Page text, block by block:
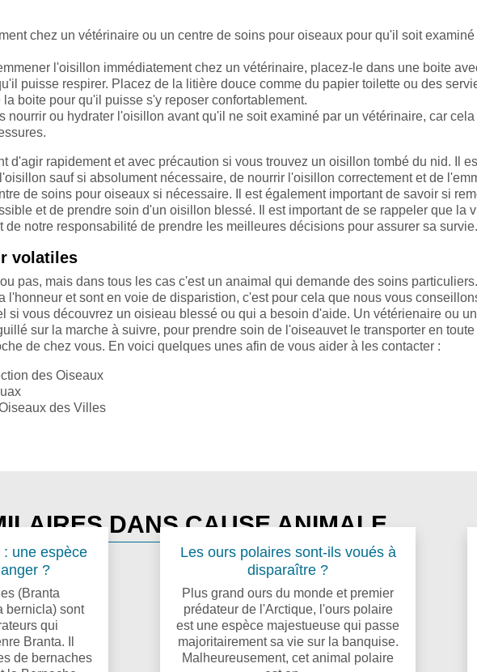
chez un vétérinaire ou un centre de soins pour oiseaux pour qu'il soit examiné
l'oisillon immédiatement chez un vétérinaire, placez-le dans une boite
puisse respirer. Placez de la litière douce comme du papier toilette ou des
boite pour qu'il puisse s'y reposer confortablement.
nourrir ou hydrater l'oisillon avant qu'il ne soit examiné par un vétérinaire, car cela
d'agir rapidement et avec précaution si vous trouvez un oisillon tombé du nid. Il
sauf si absolument nécessaire, de nourrir l'oisillon correctement et de
de soins pour oiseaux si nécessaire. Il est également important de savoir si
et de prendre soin d'un oisillon blessé. Il est important de se rappeler que la
de notre responsabilité de prendre les meilleures décisions pour assurer sa survie.
volatiles
pas, mais dans tous les cas c'est un anaimal qui demande des soins particuliers.
l'honneur et sont en voie de disparistion, c'est pour cela que nous vous
si vous découvrez un oisieau blessé ou qui a besoin d'aide. Un vétérienaire ou
sur la marche à suivre, pour prendre soin de l'oiseauvet le transporter en toute
de chez vous. En voici quelques unes afin de vous aider à les contacter :
des Oiseaux
des Villes
DANS CAUSE ANIMALE
une espèce
?
(Branta
bernicla) sont
qui
Branta. Il
de bernaches
Les ours polaires sont-ils voués à
disparaître ?
Plus grand ours du monde et premier
prédateur de l'Arctique, l'ours polaire
est une espèce majestueuse qui passe
majoritairement sa vie sur la banquise.
Malheureusement, cet animal polaire